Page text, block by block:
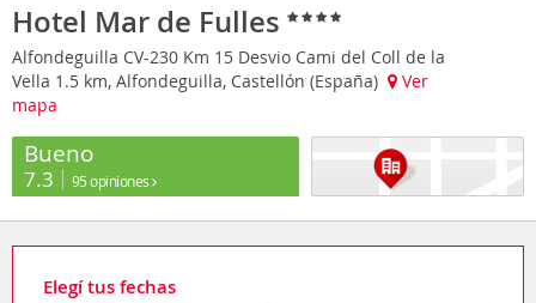
Hotel Mar de Fulles
Alfondeguilla CV-230 Km 15 Desvio Cami del Coll de la
Vella 1.5 km, Alfondeguilla, Castellón (España)
Ver
mapa
Bueno
7.3 95 opiniones
Elegí tus fechas